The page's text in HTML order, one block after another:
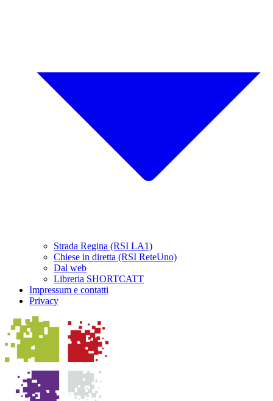
Strada Regina (RSI LA1)
Chiese in diretta (RSI ReteUno)
Dal web
Libreria SHORTCATT
Impressum e contatti
Privacy